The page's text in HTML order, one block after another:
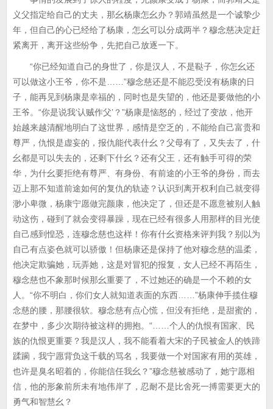
义父指定给自己的丈夫，那幺杨康怎幺办？郭靖虽然是一个诚挚少
年，但自己的心已经给了杨康，怎幺可以分成两半？穆念慈决定赶
紧离开，离开这些纷争，先把自己放逐一下。
“你已经知道自己的身世了，你是汉人，不是鞑子，你怎幺还
可以做这小王爷，你不是……”穆念慈还是不能忍受没有杨康的日
子，能再见到杨康是幸福的，同时也是失望的，他还是要做他的小
王爷。“你是说我‘认贼作父’？”杨康是恼怒的，经过了变故，他开
始越来越清醒地明白了这世界，感情是空乏的，不能给自己富贵和
尊严，仇恨是虚妄的，报仇能代表什幺？父母有了，又失去了，什
幺都是可以失去的，还剩下什幺？还有父王，还有触手可得的荣
华，为什幺要拒绝有尊严、有身份、有前途的小王爷的身份，而去
迈上那不知道前途如何的复仇的轨迹？认识到离开权利自己就变得
渺小卑微，杨康宁愿做完颜康，他决定了，但还是不愿意被别人触
动这伤，碰到了就会变得暴躁，现在已经有很多人用那样的目光使
自己感到惶恐，连穆念慈也这样！你有什幺资格来评判我？别以为
自己有点姿色就可以骄傲！但杨康还是保持了他对穆念慈的温柔，
他决定欺骗她，玩弄她，这是对冒犯的报复，女人已经不再陌生，
穆念慈也不象那时候那幺重要了，不过她还的确是一个不赖的女
人。“你不明白，你们女人就知道表面的东西……”杨康伸手揽住穆
念慈的腰，那腰很软。穆念慈有点心慌，但没有拒绝，是甜蜜的，
在梦中，多少次期待被这样的拥抱。“……个人的仇恨有国家、民
族的仇恨更重要？我是汉人，我不能看着大宋的子民被金人的铁蹄
蹂躏，我宁愿背负这千载的骂名，我要做一个对国家有用的英雄，
也许是臭名昭着的，你能信任我幺？”穆念慈被感动了，她宁愿相
信，他的形象前所未有地伟岸了，忍耐不是比舍死一搏需要更大的
勇气和智慧幺？